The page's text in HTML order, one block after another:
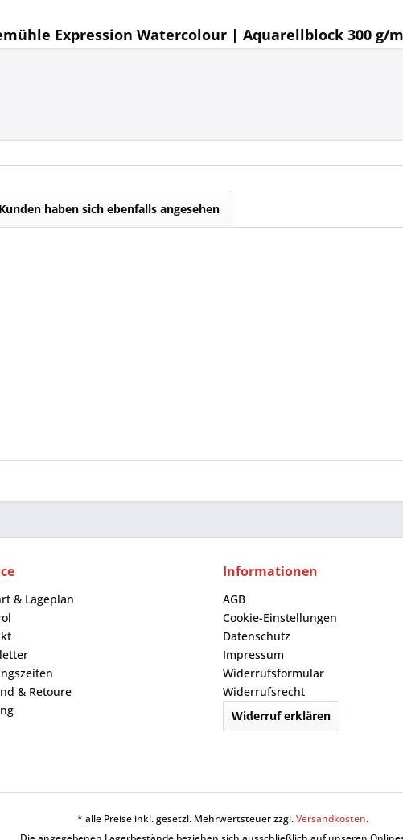
Expression Watercolour | Aquarellblock 300 g/
Kunden haben sich ebenfalls angesehen
& Lageplan
& Retoure
Informationen
AGB
Cookie-Einstellungen
Datenschutz
Impressum
Widerrufsformular
Widerrufsrecht
Widerruf erklären
* alle Preise inkl. gesetzl. Mehrwertsteuer zzgl.Versandkosten.